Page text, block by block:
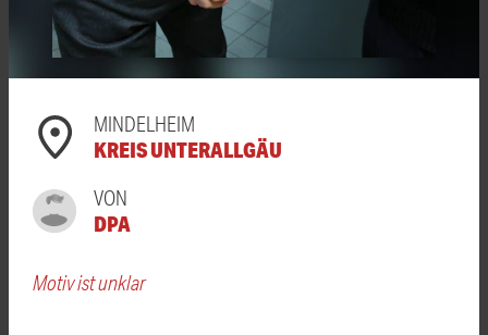
MINDELHEIM
KREIS UNTERALLGÄU
VON
DPA
Motiv ist unklar